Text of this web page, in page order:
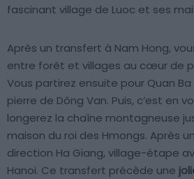
fascinant village de Luoc et ses
Après un transfert à Nam Hong,
entre forêt et villages au cœur de
Vous partirez ensuite pour Quan
pierre de Dông Van. Puis, c’est en
longerez la chaîne montagneuse
maison du roi des Hmongs. Après
direction Ha Giang, village-étape
Hanoi. Ce transfert précède une